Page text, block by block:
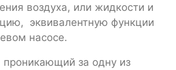
воздуха, или жидкости и
эквивалентную функции
насосе.
за одну из